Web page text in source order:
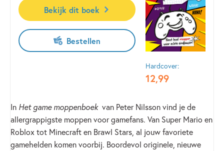
Hardcover:
12,99
Bekijk dit boek
Bestellen
In Het game moppenboekvan Peter Nilsson vind je de
allergrappigste moppen voor gamefans. Van Super Mario en
Roblox tot Minecraft en Brawl Stars, al jouw favoriete
gamehelden komen voorbij. Boordevol originele, nieuwe